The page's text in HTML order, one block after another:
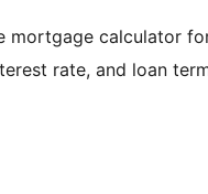
calculator
rate, and loan